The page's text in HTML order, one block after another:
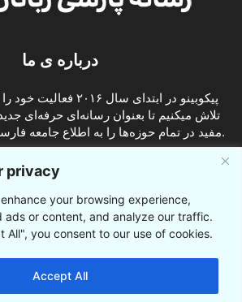
privacy
your browsing experience,
ads or content, and analyze our traffic.
All", you consent to our use of cookies.
Accept All
درباره ی ما
پیکوبینو در ابتدای سال
تلاش میکنیم تا بعنوان رسانه‌ای حرفه‌ای
مفید در تمام حوزه‌ها را به اطلاع جامعه فارسی‌زبان کانادا برسانیم.
ما را دنبال کنید